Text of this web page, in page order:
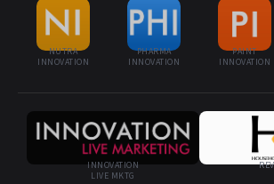
NUTRA
INNOVATION
PHARMA
INNOVATION
PAINT
INNOVATION
INNOVATION
LIVE MKTG